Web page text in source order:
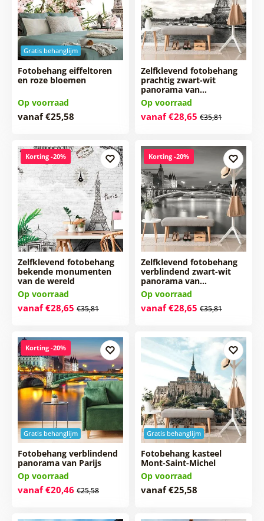
Gratis behanglijm
Fotobehang eiffeltoren
en roze bloemen
Op voorraad
vanaf €25,58
Zelfklevend fotobehang
prachtig zwart-wit
panorama van…
Op voorraad
vanaf €28,65 €35,81
Korting -20%
Zelfklevend fotobehang
bekende monumenten
van de wereld
Op voorraad
vanaf €28,65 €35,81
Korting -20%
Zelfklevend fotobehang
verblindend zwart-wit
panorama van…
Op voorraad
vanaf €28,65 €35,81
Gratis behanglijm
Korting -20%
Fotobehang verblindend
panorama van Parijs
Op voorraad
vanaf €20,46 €25,58
Gratis behanglijm
Fotobehang kasteel
Mont-Saint-Michel
Op voorraad
vanaf €25,58